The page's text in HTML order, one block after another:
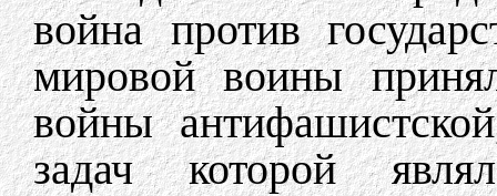
война против
мировой воины
войны
задач которой